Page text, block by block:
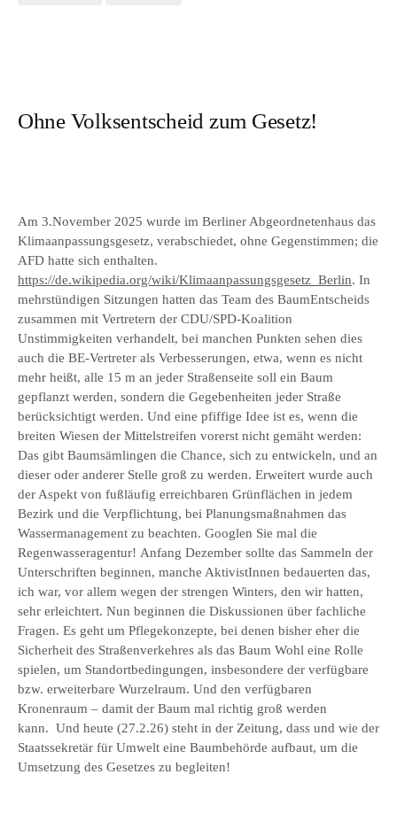
Ohne Volksentscheid zum Gesetz!
Am 3.November 2025 wurde im Berliner Abgeordnetenhaus das
Klimaanpassungsgesetz, verabschiedet, ohne Gegenstimmen; die
AFD hatte sich enthalten.
https://de.wikipedia.org/wiki/Klimaanpassungsgesetz_Berlin. In
mehrstündigen Sitzungen hatten das Team des BaumEntscheids
zusammen mit Vertretern der CDU/SPD-Koalition
Unstimmigkeiten verhandelt, bei manchen Punkten sehen dies
auch die BE-Vertreter als Verbesserungen, etwa, wenn es nicht
mehr heißt, alle 15 m an jeder Straßenseite soll ein Baum
gepflanzt werden, sondern die Gegebenheiten jeder Straße
berücksichtigt werden. Und eine pfiffige Idee ist es, wenn die
breiten Wiesen der Mittelstreifen vorerst nicht gemäht werden:
Das gibt Baumsämlingen die Chance, sich zu entwickeln, und an
dieser oder anderer Stelle groß zu werden. Erweitert wurde auch
der Aspekt von fußläufig erreichbaren Grünflächen in jedem
Bezirk und die Verpflichtung, bei Planungsmaßnahmen das
Wassermanagement zu beachten. Googlen Sie mal die
Regenwasseragentur! Anfang Dezember sollte das Sammeln der
Unterschriften beginnen, manche AktivistInnen bedauerten das,
ich war, vor allem wegen der strengen Winters, den wir hatten,
sehr erleichtert. Nun beginnen die Diskussionen über fachliche
Fragen. Es geht um Pflegekonzepte, bei denen bisher eher die
Sicherheit des Straßenverkehres als das Baum Wohl eine Rolle
spielen, um Standortbedingungen, insbesondere der verfügbare
bzw. erweiterbare Wurzelraum. Und den verfügbaren
Kronenraum – damit der Baum mal richtig groß werden
kann. Und heute (27.2.26) steht in der Zeitung, dass und wie der
Staatssekretär für Umwelt eine Baumbehörde aufbaut, um die
Umsetzung des Gesetzes zu begleiten!